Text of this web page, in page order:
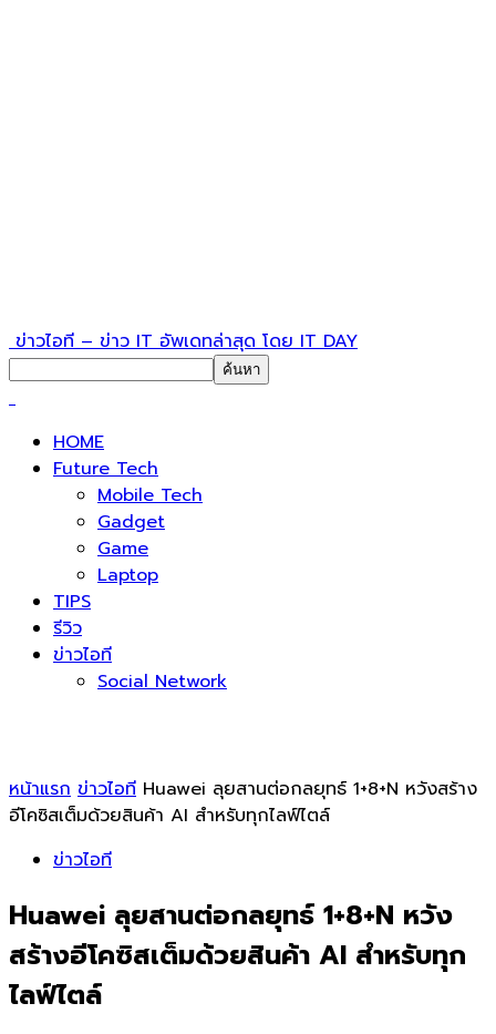
ข่าวไอที – ข่าว IT อัพเดทล่าสุด โดย IT DAY
HOME
Future Tech
Mobile Tech
Gadget
Game
Laptop
TIPS
รีวิว
ข่าวไอที
Social Network
หน้าแรก ข่าวไอที Huawei ลุยสานต่อกลยุทธ์ 1+8+N หวังสร้าง
อีโคซิสเต็มด้วยสินค้า AI สำหรับทุกไลฟ์ไตล์
ข่าวไอที
Huawei ลุยสานต่อกลยุทธ์ 1+8+N หวัง
สร้างอีโคซิสเต็มด้วยสินค้า AI สำหรับทุก
ไลฟ์ไตล์